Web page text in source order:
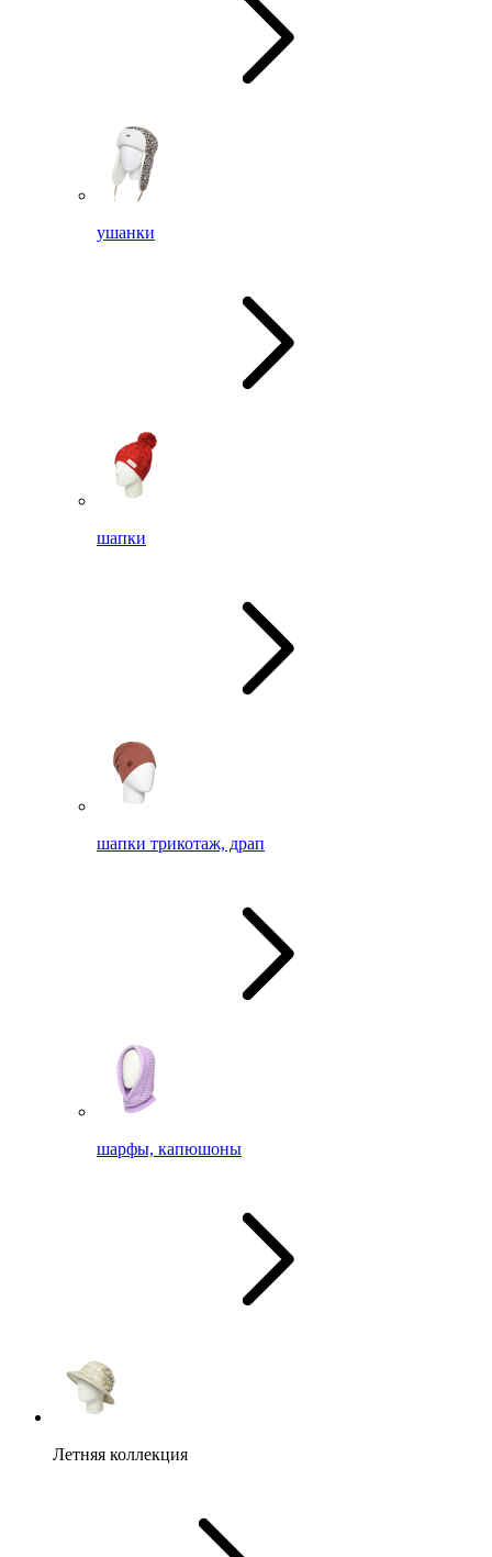
ушанки
шапки
шапки трикотаж, драп
шарфы, капюшоны
Летняя коллекция